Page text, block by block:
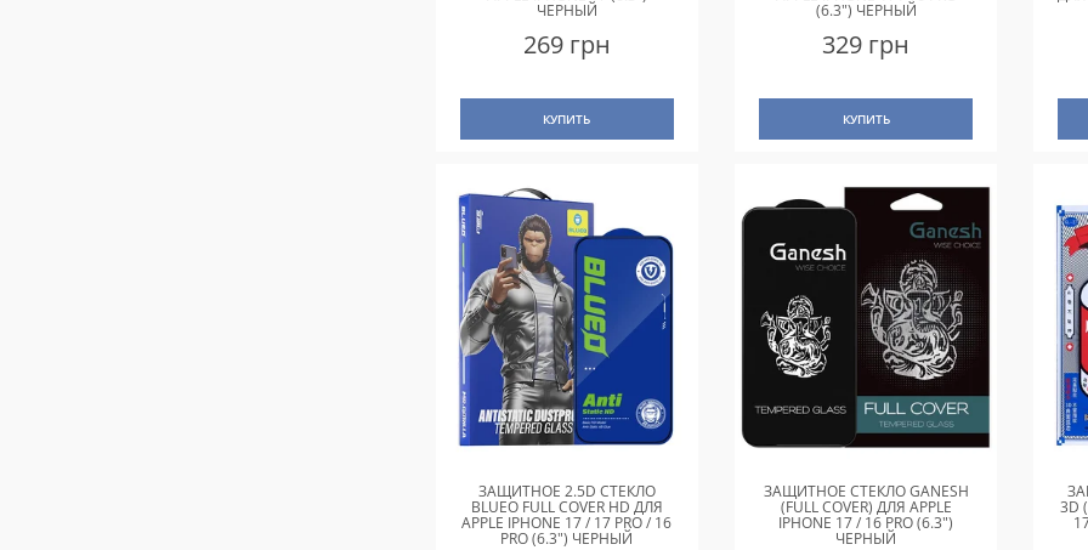
ЧЕРНЫЙ
269 грн
КУПИТЬ
(6.3") ЧЕРНЫЙ
329 грн
КУПИТЬ
ЗАЩИТНОЕ 2.5D СТЕКЛО
BLUEO FULL COVER HD ДЛЯ
APPLE IPHONE 17 / 17 PRO / 16
PRO (6.3") ЧЕРНЫЙ
ЗАЩИТНОЕ СТЕКЛО GANESH
(FULL COVER) ДЛЯ APPLE
IPHONE 17 / 16 PRO (6.3")
ЧЕРНЫЙ
3D